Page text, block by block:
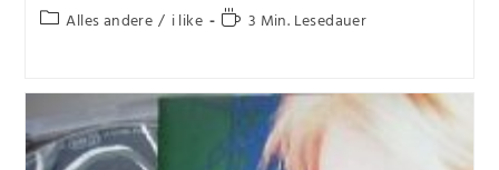
Alles andere / i like 3 Min. Lesedauer